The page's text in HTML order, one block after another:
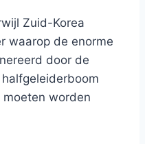
Zuid-Korea
waarop de enorme
door de
worden